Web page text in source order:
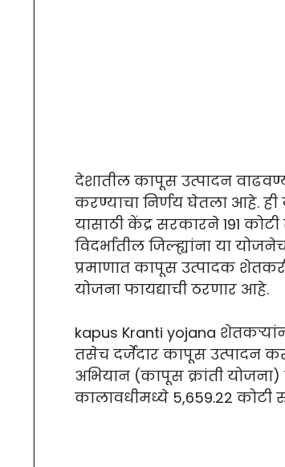
देशातील कापूस उत्पादन
करण्याचा निर्णय घेतला आहे. ही
यासाठी केंद्र सरकारने 191
विदर्भातील जिल्ह्यांना या
प्रमाणात कापूस उत्पादक
योजना फायद्याची ठरणार आहे.
kapus Kranti yojana
तसेच दर्जेदार कापूस उत्पादन
अभियान (कापूस क्रांती
कालावधीमध्ये 5,659.22